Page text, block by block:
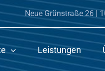
Neue Grünstraße 26 |
Leistungen